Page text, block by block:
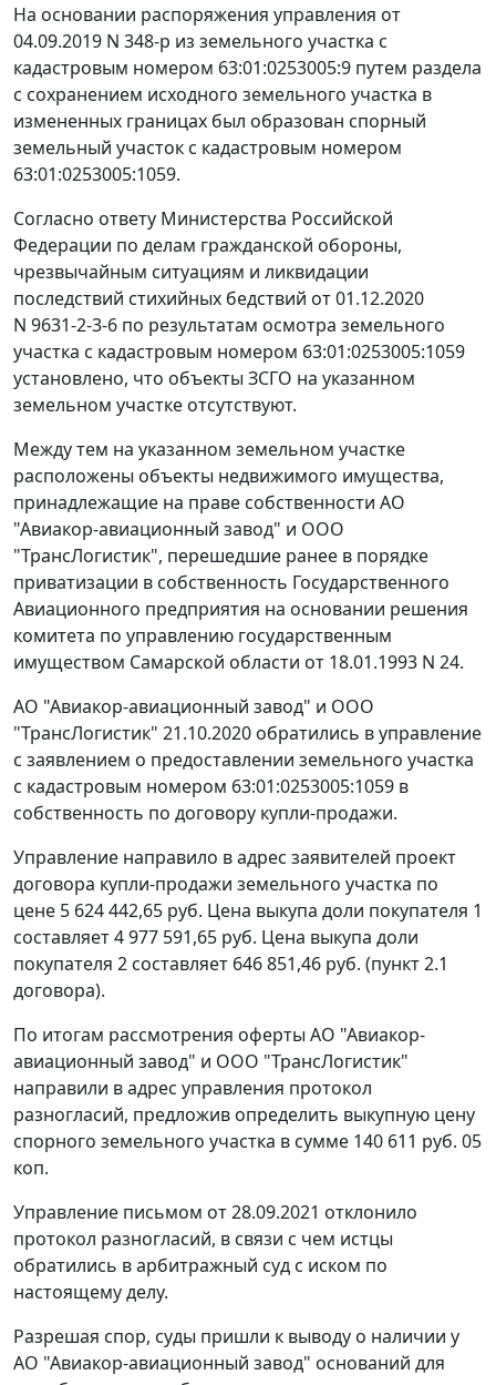
На основании распоряжения управления от
04.09.2019 N 348-р из земельного участка с
кадастровым номером 63:01:0253005:9 путем раздела
с сохранением исходного земельного участка в
измененных границах был образован спорный
земельный участок с кадастровым номером
63:01:0253005:1059.
Согласно ответу Министерства Российской
Федерации по делам гражданской обороны,
чрезвычайным ситуациям и ликвидации
последствий стихийных бедствий от 01.12.2020
N 9631-2-3-6 по результатам осмотра земельного
участка с кадастровым номером 63:01:0253005:1059
установлено, что объекты ЗСГО на указанном
земельном участке отсутствуют.
Между тем на указанном земельном участке
расположены объекты недвижимого имущества,
принадлежащие на праве собственности АО
"Авиакор-авиационный завод" и ООО
"ТрансЛогистик", перешедшие ранее в порядке
приватизации в собственность Государственного
Авиационного предприятия на основании решения
комитета по управлению государственным
имуществом Самарской области от 18.01.1993 N 24.
АО "Авиакор-авиационный завод" и ООО
"ТрансЛогистик" 21.10.2020 обратились в управление
с заявлением о предоставлении земельного участка
с кадастровым номером 63:01:0253005:1059 в
собственность по договору купли-продажи.
Управление направило в адрес заявителей проект
договора купли-продажи земельного участка по
цене 5 624 442,65 руб. Цена выкупа доли покупателя 1
составляет 4 977 591,65 руб. Цена выкупа доли
покупателя 2 составляет 646 851,46 руб. (пункт 2.1
договора).
По итогам рассмотрения оферты АО "Авиакор-
авиационный завод" и ООО "ТрансЛогистик"
направили в адрес управления протокол
разногласий, предложив определить выкупную цену
спорного земельного участка в сумме 140 611 руб. 05
коп.
Управление письмом от 28.09.2021 отклонило
протокол разногласий, в связи с чем истцы
обратились в арбитражный суд с иском по
настоящему делу.
Разрешая спор, суды пришли к выводу о наличии у
АО "Авиакор-авиационный завод" оснований для